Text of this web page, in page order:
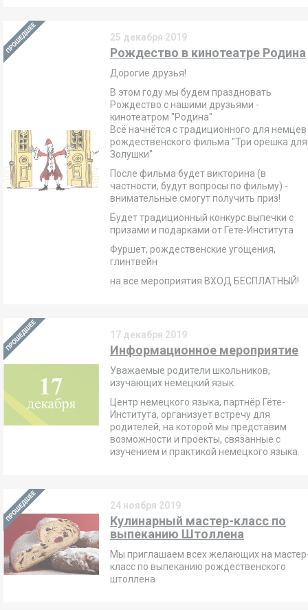
25 декабря 2019
Рождество в кинотеатре Родина
Дорогие друзья!
В этом году мы будем праздновать
Рождество с нашими друзьями -
кинотеатром "Родина"
Всё начнётся с традиционного для немцев
рождественского фильма "Три орешка для
Золушки"
После фильма будет викторина (в
частности, будут вопросы по фильму) -
внимательные смогут получить приз!
Будет традиционный конкурс выпечки с
призами и подарками от Гёте-Института
Фуршет, рождественские угощения,
глинтвейн
на все мероприятия ВХОД БЕСПЛАТНЫЙ!
17 декабря 2019
Информационное мероприятие
Уважаемые родители школьников,
изучающих немецкий язык.
Центр немецкого языка, партнёр Гёте-
Института, организует встречу для
родителей, на которой мы представим
возможности и проекты, связанные с
изучением и практикой немецкого языка.
24 ноября 2019
Кулинарный мастер-класс по
выпеканию Штоллена
Мы приглашаем всех желающих на
класс по выпеканию рождественского
штоллена